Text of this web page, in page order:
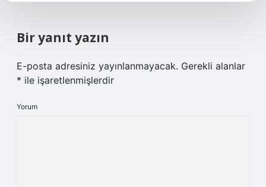
Bir yanıt yazın
E-posta adresiniz yayınlanmayacak. Gerekli alanlar
* ile işaretlenmişlerdir
Yorum